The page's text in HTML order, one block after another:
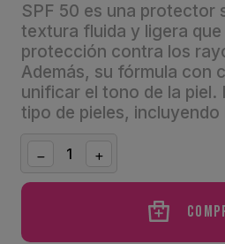
SPF 50 es una protector
textura fluida y ligera que
protección contra los
Además, su fórmula con
unificar el tono de la piel.
tipo de pieles, incluyendo